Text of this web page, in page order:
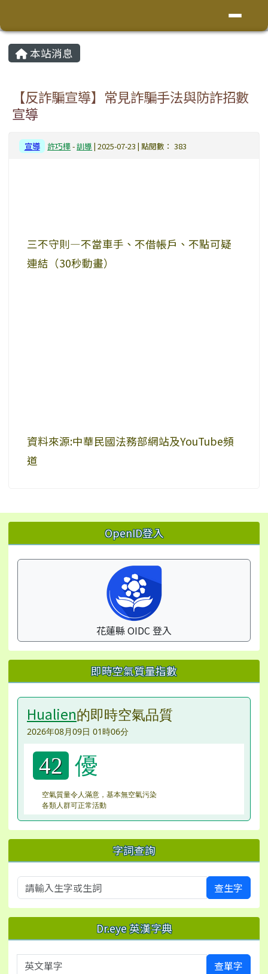
主內容區域
本站消息
【反詐騙宣導】常見詐騙手法與防詐招數
宣導
宣導 許巧樺-訓導 | 2025-07-23 | 點閱數： 383
三不守則—不當車手、不借帳戶、不點可疑
連結（30秒動畫）
資料來源:中華民國法務部網站及YouTube頻
道
左邊區域內容 OpenID登入
花蓮縣 OIDC 登入
即時空氣質量指數
Hualien的即時空氣品質
2026年08月09日 01時06分
42 優
空氣質量令人滿意，基本無空氣污染
各類人群可正常活動
字詞查詢
查生字
Dr.eye 英漢字典
英文單字 查單字
頁尾區域